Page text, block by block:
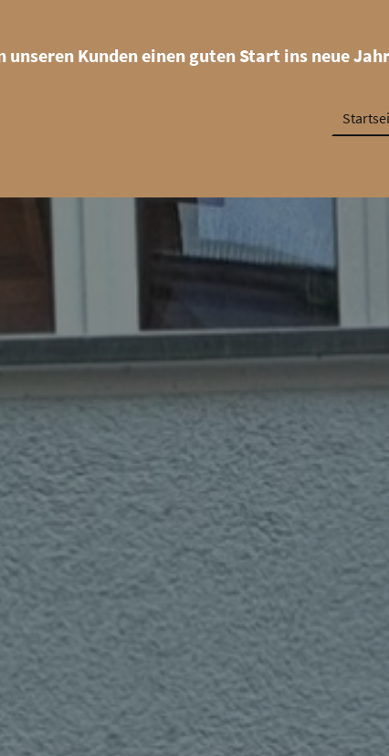
unseren Kunden einen guten Start ins neue